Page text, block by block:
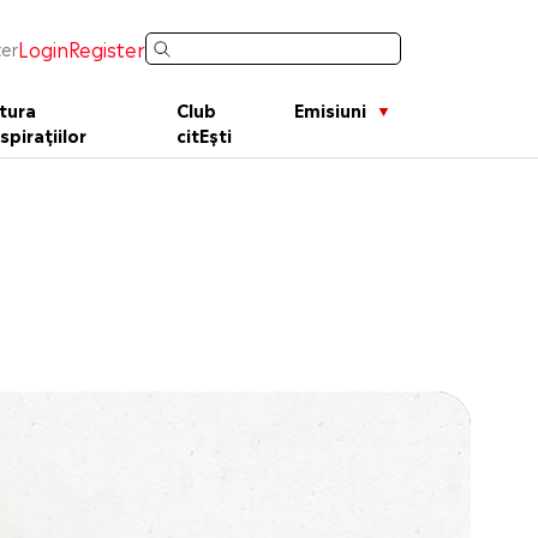
LoginRegister
Club
citEști
Emisiuni